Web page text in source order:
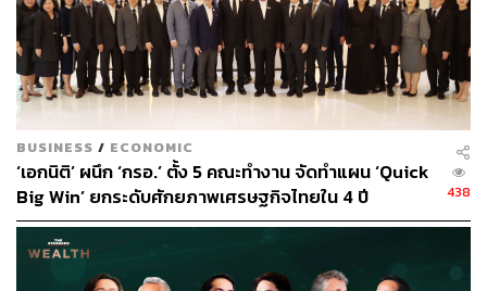
BUSINESS / ECONOMIC
‘เอกนิติ’ ผนึก ‘กรอ.’ ตั้ง 5 คณะทำงาน จัดทำแผน ‘Quick
Big Win’ ยกระดับศักยภาพเศรษฐกิจไทยใน 4 ปี
438